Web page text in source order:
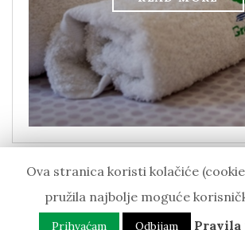
CAMP GREEN GARDEN VEŠTAR,
Ova stranica koristi kolačiće
pružila najbolje moguće
Prihvaćam Odbijam